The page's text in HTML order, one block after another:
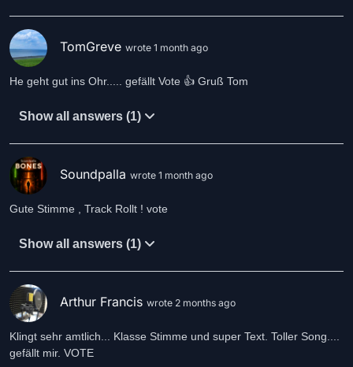
TomGreve wrote 1 month ago
He geht gut ins Ohr..... gefällt Vote 👍 Gruß Tom
Show all answers (1)
Soundpalla wrote 1 month ago
Gute Stimme , Track Rollt ! vote
Show all answers (1)
Arthur Francis wrote 2 months ago
Klingt sehr amtlich... Klasse Stimme und super Text. Toller Song....
gefällt mir. VOTE